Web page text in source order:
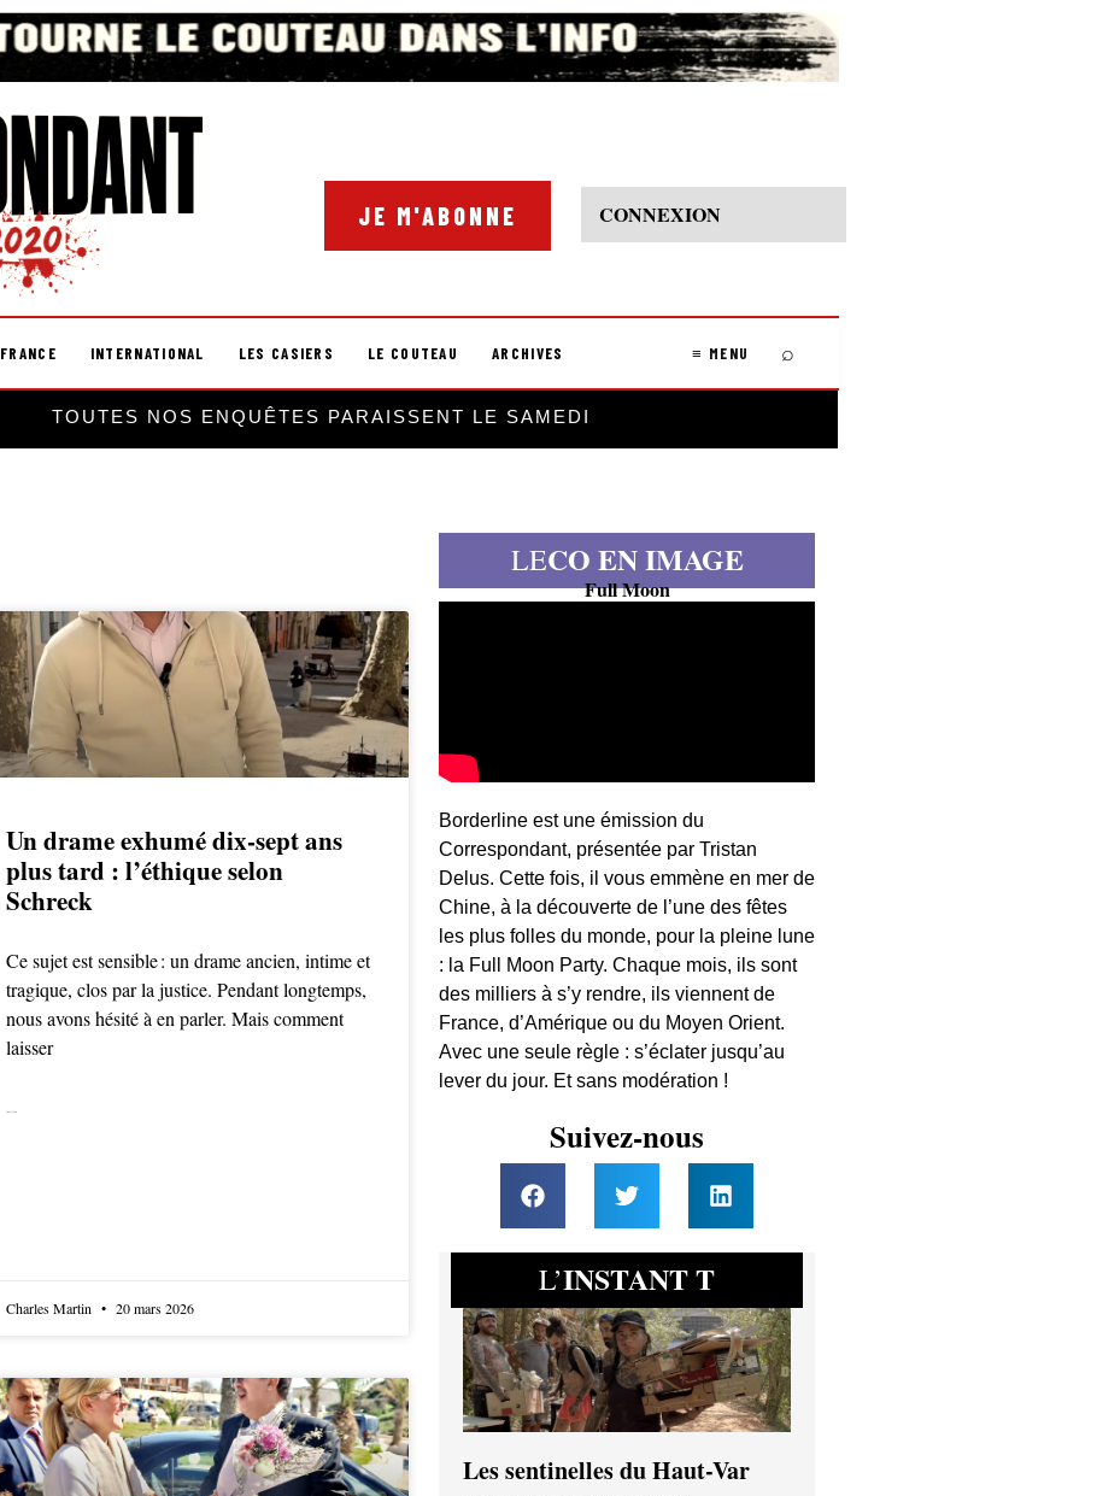
JE M'ABONNE CONNEXION
FRANCE INTERNATIONAL LES CASIERS LE COUTEAU ARCHIVES ≡ MENU ⌕
TOUTES NOS ENQUÊTES PARAISSENT LE SAMEDI
Un drame exhumé dix-sept ans
plus tard : l’éthique selon
Schreck
Ce sujet est sensible : un drame ancien, intime et
tragique, clos par la justice. Pendant longtemps,
nous avons hésité à en parler. Mais comment
laisser
Charles Martin 20 mars 2026
LECO EN IMAGE
Full Moon
Borderline est une émission du
Correspondant, présentée par Tristan
Delus. Cette fois, il vous emmène en mer de
Chine, à la découverte de l’une des fêtes
les plus folles du monde, pour la pleine lune
: la Full Moon Party. Chaque mois, ils sont
des milliers à s’y rendre, ils viennent de
France, d’Amérique ou du Moyen Orient.
Avec une seule règle : s’éclater jusqu’au
lever du jour. Et sans modération !
Suivez-nous
L’INSTANT T
Les sentinelles du Haut-Var